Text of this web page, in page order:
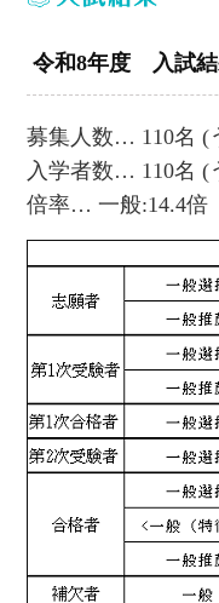
令和8年度 入試
募集人数… 110名 (
入学者数… 110名 (
倍率… 一般:14.4